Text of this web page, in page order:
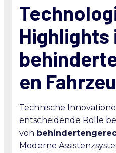
Highlights
en
Technische
entscheidende Rolle
von
Moderne